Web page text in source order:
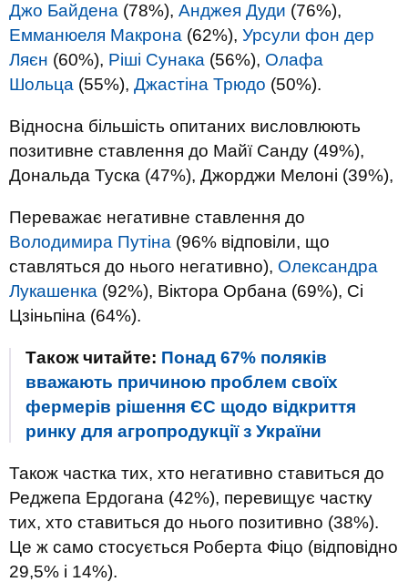
Джо Байдена (78%), Анджея Дуди (76%),
Емманюеля Макрона (62%), Урсули фон дер
Ляєн (60%), Ріші Сунака (56%), Олафа
Шольца (55%), Джастіна Трюдо (50%).
Відносна більшість опитаних висловлюють
позитивне ставлення до Майї Санду (49%),
Дональда Туска (47%), Джорджи Мелоні (39%),
Переважає негативне ставлення до
Володимира Путіна (96% відповіли, що
ставляться до нього негативно), Олександра
Лукашенка (92%), Віктора Орбана (69%), Сі
Цзіньпіна (64%).
Також читайте: Понад 67% поляків
вважають причиною проблем своїх
фермерів рішення ЄС щодо відкриття
ринку для агропродукції з України
Також частка тих, хто негативно ставиться до
Реджепа Ердогана (42%), перевищує частку
тих, хто ставиться до нього позитивно (38%).
Це ж само стосується Роберта Фіцо (відповідно
29,5% і 14%).